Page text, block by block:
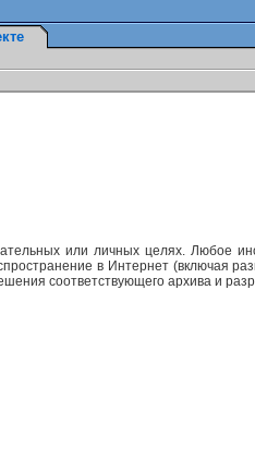
или личных целях. Любое
в Интернет (включая
соответствующего архива и